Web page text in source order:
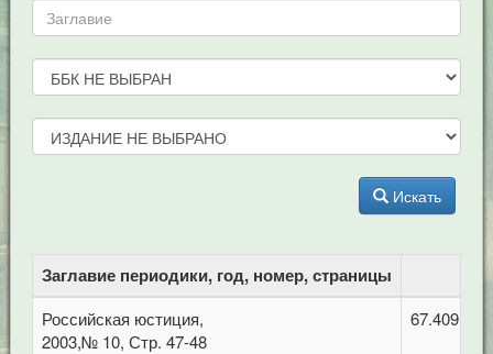
Искать
Заглавие периодики, год, номер, страницы
Российская юстиция,
2003,№ 10, Стр. 47-48
67.409